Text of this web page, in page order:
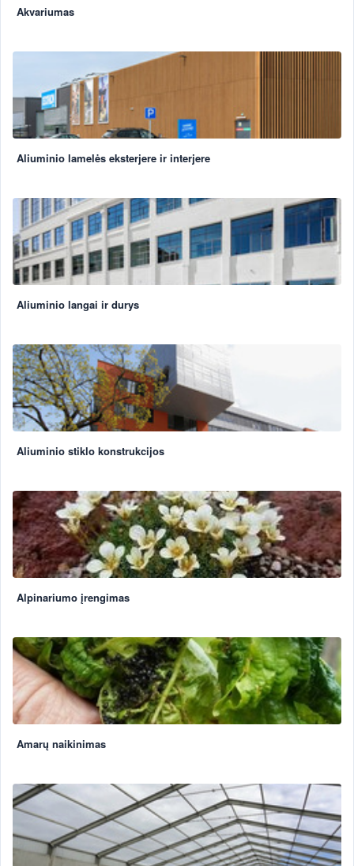
Akvariumas
Aliuminio lamelės eksterjere ir interjere
Aliuminio langai ir durys
Aliuminio stiklo konstrukcijos
Alpinariumo įrengimas
Amarų naikinimas